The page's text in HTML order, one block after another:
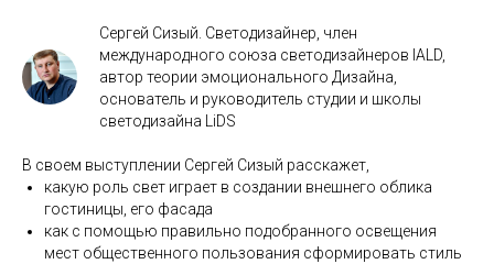
Сергей Сизый. Светодизайнер, член
международного союза светодизайнеров IALD,
автор теории эмоционального Дизайна,
основатель и руководитель студии и школы
светодизайна LiDS
В своем выступлении Сергей Сизый расскажет,
какую роль свет играет в создании внешнего облика
гостиницы, его фасада
как с помощью правильно подобранного освещения
мест общественного пользования сформировать стиль